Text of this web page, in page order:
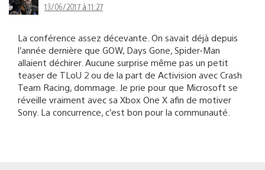
13/06/2017 à 11:27
La conférence assez décevante. On savait déjà depuis
l’année dernière que GOW, Days Gone, Spider-Man
allaient déchirer. Aucune surprise même pas un petit
teaser de TLoU 2 ou de la part de Activision avec Crash
Team Racing, dommage. Je prie pour que Microsoft se
réveille vraiment avec sa Xbox One X afin de motiver
Sony. La concurrence, c’est bon pour la communauté.